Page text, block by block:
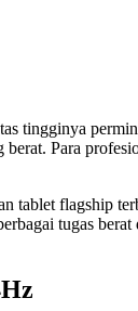
tingginya
Para
flagship
tugas